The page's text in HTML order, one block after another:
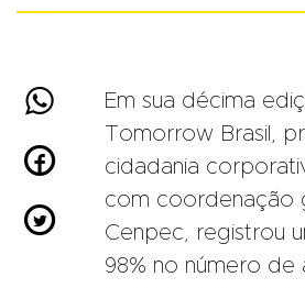



Em sua décima
Tomorrow Brasil,
cidadania
com coordenação
Cenpec, registrou
98% no número de